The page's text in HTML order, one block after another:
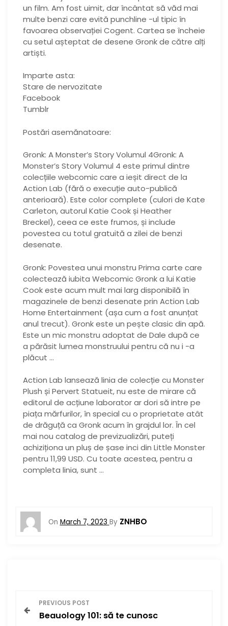
un film. Am fost uimit, dar încântat să văd mai
multe benzi care evită punchline -ul tipic în
favoarea observației Cogent. Cartea se încheie
cu setul așteptat de desene Gronk de către alți
artiști.
Imparte asta:
Stare de nervozitate
Facebook
Tumblr
Postări asemănatoare:
Gronk: A Monster’s Story Volumul 4Gronk: A
Monster’s Story Volumul 4 este primul dintre
colecțiile webcomic care a ieșit direct de la
Action Lab (fără o execuție auto-publică
anterioară). Este color complete (culori de Kate
Carleton, autorul Katie Cook și Heather
Breckel), ceea ce este frumos, și include
povestea cu totul gratuită a zilei de benzi
desenate.
Gronk: Povestea unui monstru Prima carte care
colectează iubita Webcomic Gronk a lui Katie
Cook este acum mult mai larg disponibilă în
magazinele de benzi desenate prin Action Lab
Home Entertainment (așa cum a fost anunțat
anul trecut). Gronk este un pește clasic din apă.
Este un mic monstru adoptat de Dale după ce
a părăsit lumea monstruului pentru că nu i -a
plăcut …
Action Lab lansează linia de colecție cu Monster
Plush și Pervert Statueit, nu este de mirare că
editorul de acțiune laborator ar dori să intre pe
piața mărfurilor, în special cu o proprietate atât
de drăguță ca Gronk acum în grajdul lor. În cel
mai nou catalog de previzualizări, puteți
achiziționa un pluș de șase inci din Little Monster
pentru 11,99 USD. Cu toate acestea, pentru a
completa linia, sunt …
On March 7, 2023 By ZNHBO
PREVIOUS POST
Beauology 101: să te cunosc